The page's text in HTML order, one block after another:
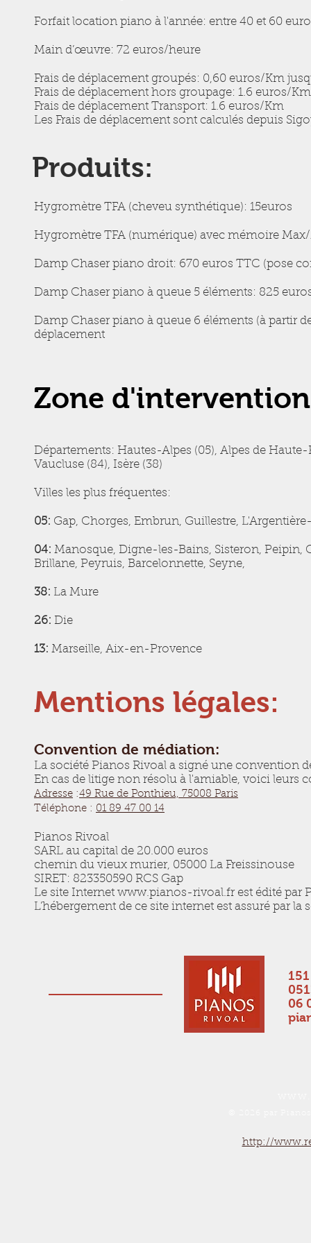
Forfait location piano à l'année: entre 40 et 60
Main d’œuvre: 72 euros/heure
Frais de déplacement groupés: 0,60 euros/Km
Frais de déplacement hors groupage: 1.6 euros/Km
Frais de déplacement Transport: 1.6 euros/Km
Les Frais de déplacement sont calculés depuis
Produits:
Hygromètre TFA (cheveu synthétique): 15euros
Hygromètre TFA (numérique) avec mémoire
Damp Chaser piano droit: 670 euros TTC (pose
Damp Chaser piano à queue 5 éléments: 825
Damp Chaser piano à queue 6 éléments (à partir
déplacement
Zone
Départements: Hautes-Alpes (05), Alpes de
Vaucluse (84), Isère (38)
Villes les plus fréquentes:
05: Gap, Chorges, Embrun, Guillestre,
04: Manosque, Digne-les-Bains, Sisteron, Peipin,
Brillane, Peyruis, Barcelonnette, Seyne,
38: La Mure
26: Die
13: Marseille, Aix-en-Provence
Mentions légales:
Convention de médiation:
La société Pianos Rivoal a signé une convention
En cas de litige non résolu à l'amiable, voici leurs
Adresse :49 Rue de Ponthieu, 75008 Paris
Téléphone : 01 89 47 00 14
Pianos Rivoal
SARL au capital de 20.000 euros
chemin du vieux murier, 05000 La Freissinouse
SIRET: 823350590 RCS Gap
Le site Internet www.pianos-rivoal.fr est édité par
L’hébergement de ce site internet est assuré par la
06
http://